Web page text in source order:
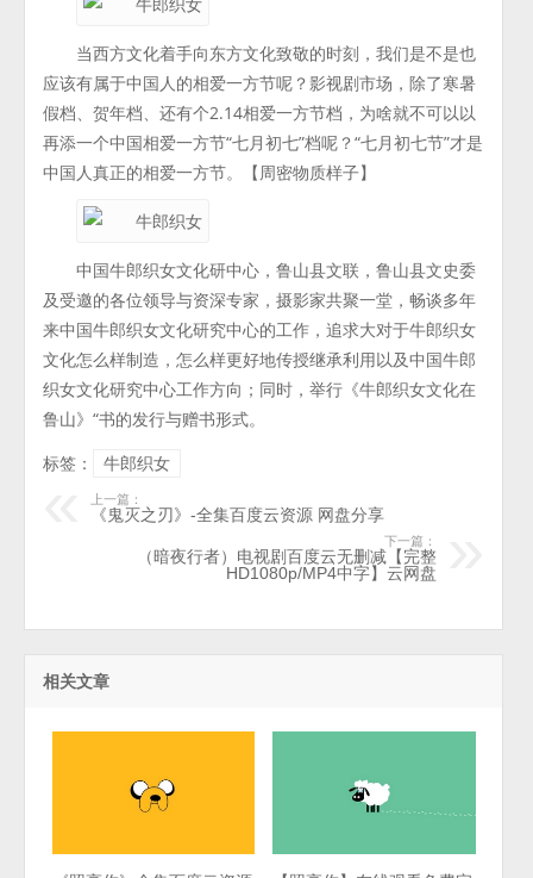
当西方文化着手向东方文化致敬的时刻，我们是不是也
应该有属于中国人的相爱一方节呢？影视剧市场，除了寒暑
假档、贺年档、还有个2.14相爱一方节档，为啥就不可以以
再添一个中国相爱一方节“七月初七”档呢？“七月初七节”才是
中国人真正的相爱一方节。【周密物质样子】
中国牛郎织女文化研中心，鲁山县文联，鲁山县文史委
及受邀的各位领导与资深专家，摄影家共聚一堂，畅谈多年
来中国牛郎织女文化研究中心的工作，追求大对于牛郎织女
文化怎么样制造，怎么样更好地传授继承利用以及中国牛郎
织女文化研究中心工作方向；同时，举行《牛郎织女文化在
鲁山》“书的发行与赠书形式。
标签：
牛郎织女
上一篇：
《鬼灭之刃》-全集百度云资源 网盘分享
下一篇：
（暗夜行者）电视剧百度云无删减【完整
HD1080p/MP4中字】云网盘
相关文章